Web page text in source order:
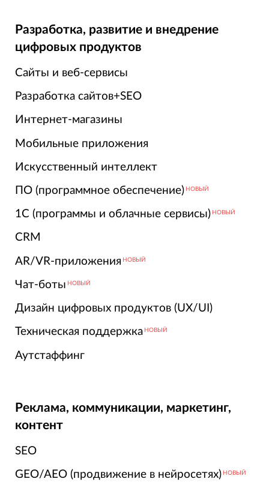
Разработка, развитие и внедрение
цифровых продуктов
Сайты и веб-сервисы
Разработка сайтов+SEO
Интернет-магазины
Мобильные приложения
Искусственный интеллект
ПО (программное обеспечение) НОВЫЙ
1С (программы и облачные сервисы) НОВЫЙ
CRM
AR/VR-приложения НОВЫЙ
Чат-боты НОВЫЙ
Дизайн цифровых продуктов (UX/UI)
Техническая поддержка НОВЫЙ
Аутстаффинг
Реклама, коммуникации, маркетинг,
контент
SEO
GEO/AEO (продвижение в нейросетях) НОВЫЙ